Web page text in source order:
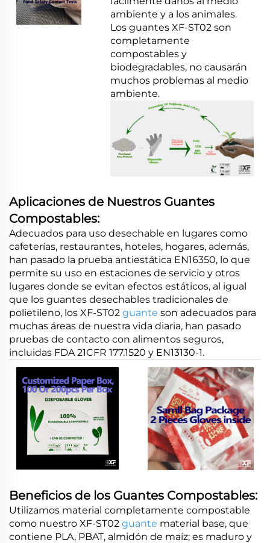
ambiente y a los animales.
Los guantes XF-ST02 son
completamente
compostables y
biodegradables, no causarán
muchos problemas al medio
ambiente.
Aplicaciones de Nuestros Guantes
Compostables:
Adecuados para uso desechable en lugares como
cafeterías, restaurantes, hoteles, hogares, además,
han pasado la prueba antiestática EN16350, lo que
permite su uso en estaciones de servicio y otros
lugares donde se evitan efectos estáticos, al igual
que los guantes desechables tradicionales de
polietileno, los XF-ST02 guante son adecuados para
muchas áreas de nuestra vida diaria, han pasado
pruebas de contacto con alimentos seguros,
incluidas FDA 21CFR 177.1520 y EN13130-1.
Beneficios de los Guantes Compostables:
Utilizamos material completamente compostable
como nuestro XF-ST02 guante material base, que
contiene PLA, PBAT, almidón de maíz; es maduro y